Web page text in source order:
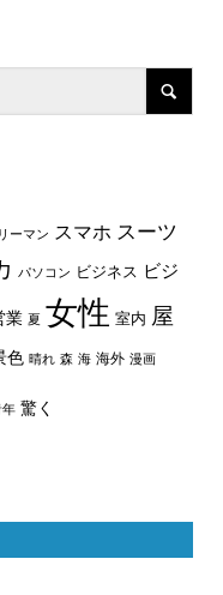
ーマン スマホ スーツ
パソコン ビジネス ビジ
業 夏 女性 室内 屋
色 晴れ 森 海 海外 漫画
年 驚く